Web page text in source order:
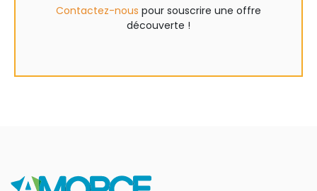
Contactez-nous pour souscrire une offre
découverte !